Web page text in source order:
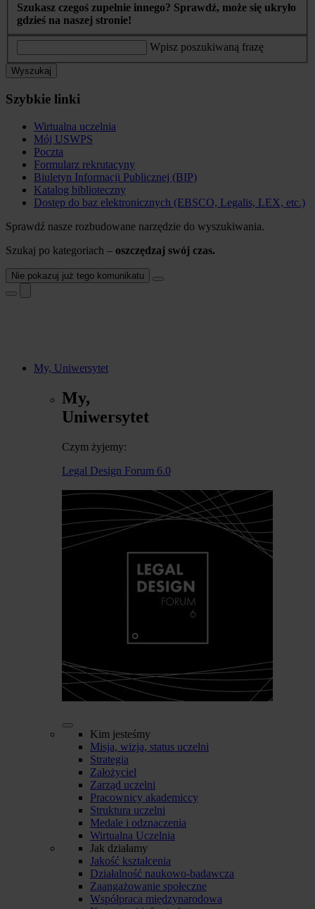
Szukasz czegoś zupełnie innego? Sprawdź, może się ukryło
gdzieś na naszej stronie!
Wpisz poszukiwaną frazę
Wyszukaj
Szybkie linki
Wirtualna uczelnia
Mój USWPS
Poczta
Formularz rekrutacyny
Biuletyn Informacji Publicznej (BIP)
Katalog biblioteczny
Dostęp do baz elektronicznych (EBSCO, Legalis, LEX, etc.)
Sprawdź nasze rozbudowane narzędzie do wyszukiwania.
Szukaj po kategoriach – oszczędzaj swój czas.
Nie pokazuj już tego komunikatu
My, Uniwersytet
My,
Uniwersytet
Czym żyjemy:
Legal Design Forum 6.0
Kim jesteśmy
Misja, wizja, status uczelni
Strategia
Założyciel
Zarząd uczelni
Pracownicy akademiccy
Struktura uczelni
Medale i odznaczenia
Wirtualna Uczelnia
Jak działamy
Jakość kształcenia
Działalność naukowo-badawcza
Zaangażowanie społeczne
Współpraca międzynarodowa